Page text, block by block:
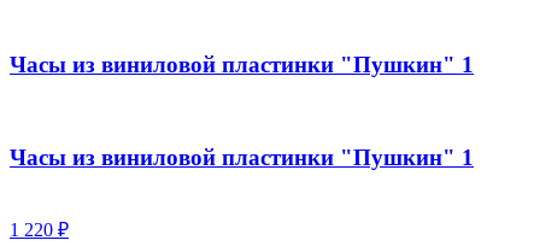
Часы из виниловой пластинки "Пушкин" 1
Часы из виниловой пластинки "Пушкин" 1
1 220 ₽